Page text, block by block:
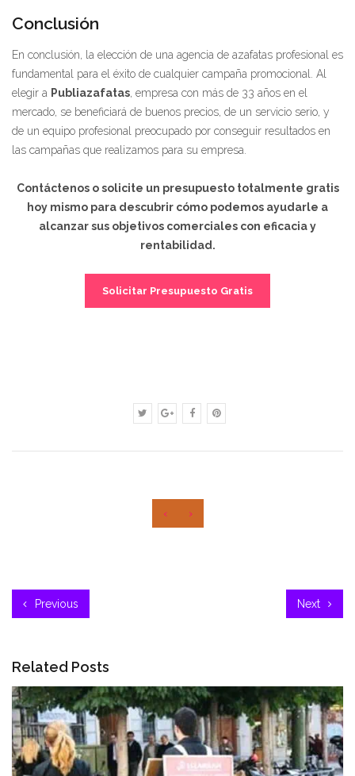
Conclusión
En conclusión, la elección de una agencia de azafatas profesional es
fundamental para el éxito de cualquier campaña promocional. Al
elegir a Publiazafatas , empresa con más de 33 años en el
mercado, se beneficiará de buenos precios, de un servicio serio, y
de un equipo profesional preocupado por conseguir resultados en
las campañas que realizamos para su empresa.
Contáctenos o solicite un presupuesto totalmente gratis
hoy mismo para descubrir cómo podemos ayudarle a
alcanzar sus objetivos comerciales con eficacia y
rentabilidad.
Solicitar Presupuesto Gratis
‹ ›
Previous Next
Related Posts